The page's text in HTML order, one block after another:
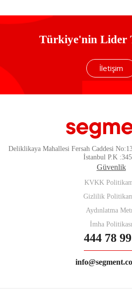
Türkiye'nin Lider
İletişim
Deliklikaya Mahallesi Fersah Caddesi
İstanbul P.K
Güvenlik
KVKK
Gizlilik
Aydınlatma
İmha Politikası
444 78 99